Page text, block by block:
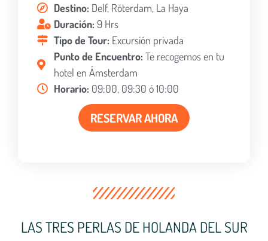
Destino: Delf, Róterdam, La Haya
Duración: 9 Hrs
Tipo de Tour: Excursión privada
Punto de Encuentro: Te recogemos en tu
hotel en Ámsterdam
Horario: 09:00, 09:30 ó 10:00
RESERVAR AHORA
LAS TRES PERLAS DE HOLANDA DEL SUR